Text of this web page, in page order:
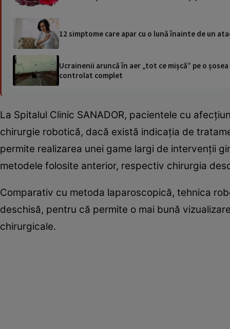
12 simptome care apar cu o lună înainte de un
Ucrainenii aruncă în aer „tot ce mișcă” pe o
controlat complet
La Spitalul Clinic SANADOR, pacientele cu
chirurgie robotică, dacă există indicația de
permite realizarea unei game largi de intervenții
metodele folosite anterior, respectiv chirurgia
Comparativ cu metoda laparoscopică, tehnica
deschisă, pentru că permite o mai bună
chirurgicale.